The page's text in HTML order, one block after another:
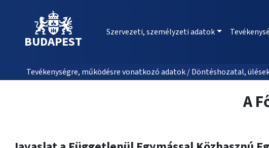
BUDAPEST
Szervezeti, személyzeti adatok
Tevékenységre, működésre vonatkozó adatok / Döntéshozatal,
A